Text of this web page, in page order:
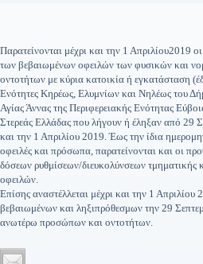
Παρατείνονται μέχρι και την 1 Απριλίου2019
των βεβαιωμένων οφειλών των φυσικών και
οντοτήτων με κύρια κατοικία ή εγκατάσταση
Ενότητες Κηρέως, Ελυμνίων και Νηλέως του
Αγίας Άννας της Περιφερειακής Ενότητας
Στερεάς Ελλάδας που λήγουν ή έληξαν από 29
και την 1 Απριλίου 2019. Έως την ίδια
οφειλές και πρόσωπα, παρατείνονται και οι
δόσεων ρυθμίσεων/διευκολύνσεων
οφειλών.
Επίσης αναστέλλεται μέχρι και την 1
βεβαιωμένων και ληξιπρόθεσμων την 29
ανωτέρω προσώπων και οντοτήτων.